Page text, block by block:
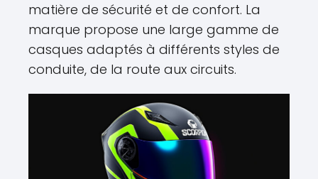
matière de sécurité et de confort. La
marque propose une large gamme de
casques adaptés à différents styles de
conduite, de la route aux circuits.